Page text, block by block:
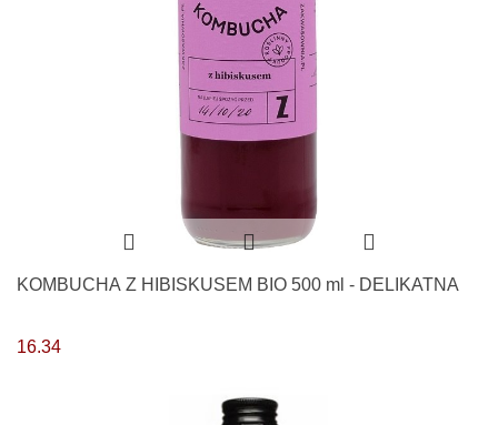
KOMBUCHA Z HIBISKUSEM BIO 500 ml - DELIKATNA
16.34